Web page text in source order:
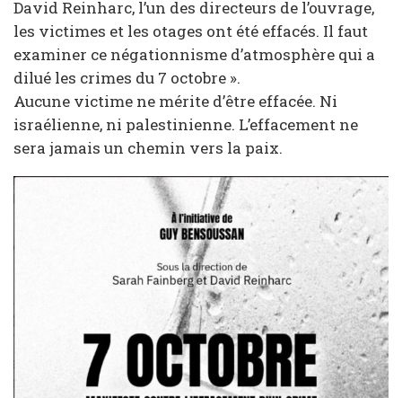
David Reinharc, l’un des directeurs de l’ouvrage,
les victimes et les otages ont été effacés. Il faut
examiner ce négationnisme d’atmosphère qui a
dilué les crimes du 7 octobre ».
Aucune victime ne mérite d’être effacée. Ni
israélienne, ni palestinienne. L’effacement ne
sera jamais un chemin vers la paix.